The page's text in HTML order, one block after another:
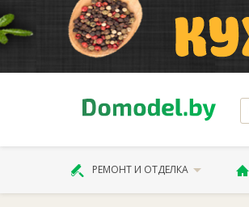
РЕМОНТ И ОТДЕЛКА